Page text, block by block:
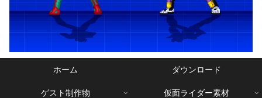
ホーム ダウンロード
ゲスト制作物 仮面ライダー素材